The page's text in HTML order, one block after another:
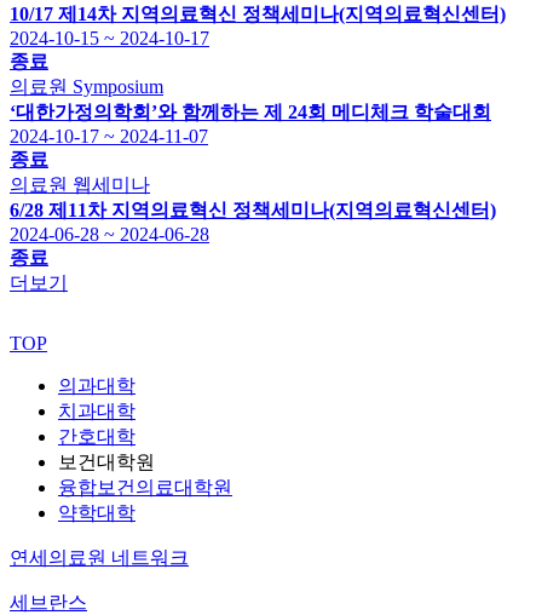
10/17 제14차 지역의료혁신 정책세미나(지역의료혁신센터)
2024-10-15 ~ 2024-10-17
종료
의료원 Symposium
‘대한가정의학회’와 함께하는 제 24회 메디체크 학술대회
2024-10-17 ~ 2024-11-07
종료
의료원 웹세미나
6/28 제11차 지역의료혁신 정책세미나(지역의료혁신센터)
2024-06-28 ~ 2024-06-28
종료
더보기
TOP
의과대학
치과대학
간호대학
보건대학원
융합보건의료대학원
약학대학
연세의료원 네트워크
세브란스